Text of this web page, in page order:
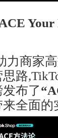
商家高
路
布了
全面的